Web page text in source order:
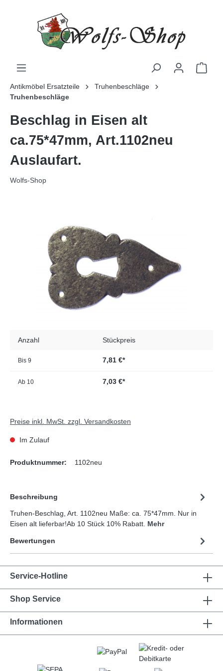
Antikmöbel Ersatzteile
Truhenbeschläge
Truhenbeschläge
Beschlag in Eisen alt
ca.75*47mm, Art.1102neu
Auslaufart.
Wolfs-Shop
Anzahl Stückpreis
Bis 9 7,81 €*
Ab 10 7,03 €*
Preise inkl. MwSt. zzgl. Versandkosten
Im Zulauf
Produktnummer: 1102neu
Beschreibung
Truhen-Beschlag, Art. 1102neu Maße: ca. 75*47mm. Nur in
Eisen alt lieferbar!Ab 10 Stück 10% Rabatt. Mehr
Bewertungen
Service-Hotline
Shop Service
Informationen